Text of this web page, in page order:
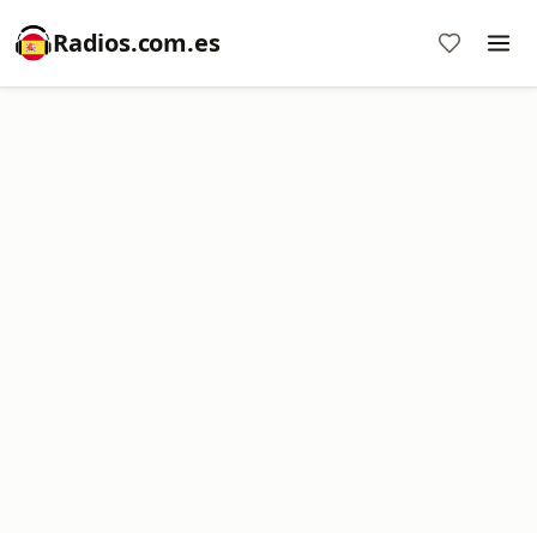
Radios.com.es